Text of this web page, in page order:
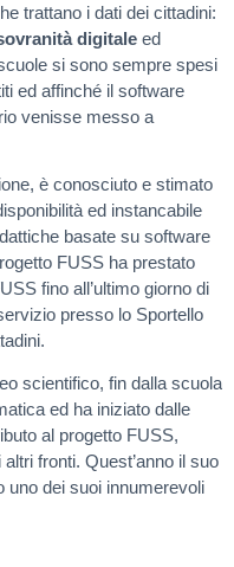
trattano i dati dei cittadini:
digitale ed
si sono sempre spesi
ed affinché il software
venisse messo a
è conosciuto e stimato
ed instancabile
basate su software
FUSS ha prestato
fino all’ultimo giorno di
presso lo Sportello
scientifico, fin dalla scuola
ed ha iniziato dalle
al progetto FUSS,
fronti. Quest’anno il suo
uno dei suoi innumerevoli